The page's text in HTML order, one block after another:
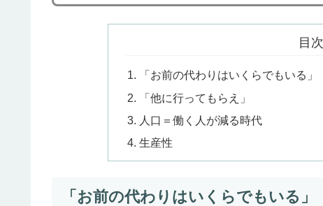
目次
「お前の代わりはいくらでもいる」
「他に行ってもらえ」
人口＝働く人が減る時代
生産性
「お前の代わりはいくらでもいる」